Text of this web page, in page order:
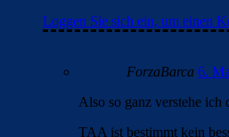
Loggen Sie sich ein, um einen
ForzaBarca 6.
Also so ganz verstehe ich
TAA ist bestimmt kein